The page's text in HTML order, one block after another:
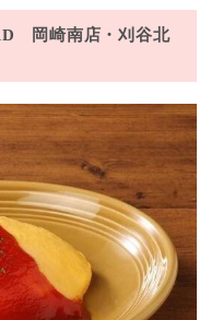
岡崎南店・刈谷北